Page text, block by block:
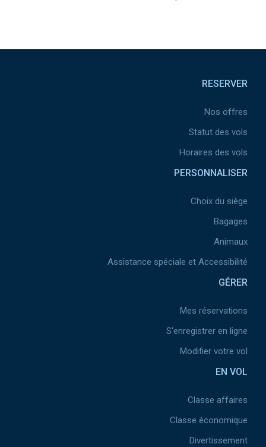
RESERVER
Nos offres
Statut des vols
Horaires des vols
PERSONNALISER
Choix du siège
Bagages
Animaux
Assistance spéciale et Accessibilité
GÉRER
Mes réservations
S'enregistrer en ligne
Modifier votre vol
EN VOL
Classe affaires
Classe économique
Divertissement